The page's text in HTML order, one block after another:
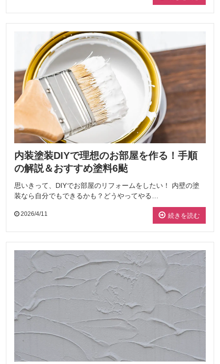
内装塗装DIYで理想のお部屋を作る！手順
の解説＆おすすめ塗料6颭
思いきって、DIYでお部屋のリフォームをしたい！ 内壁の塗
装なら自分でもできるかも？どうやってやる…
2026/4/11 続きを読む